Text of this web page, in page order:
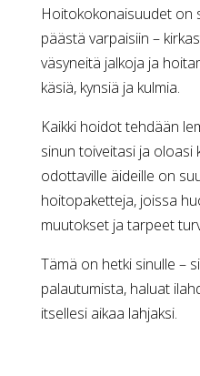
Hoitokokonaisuudet on
päästä varpaisiin –
väsyneitä jalkoja ja
käsiä, kynsiä ja kulmia.
Kaikki hoidot tehdään
sinun toiveitasi ja oloasi
odottaville äideille on
hoitopaketteja, joissa
muutokset ja tarpeet
Tämä on hetki sinulle –
palautumista, haluat
itsellesi aikaa lahjaksi.